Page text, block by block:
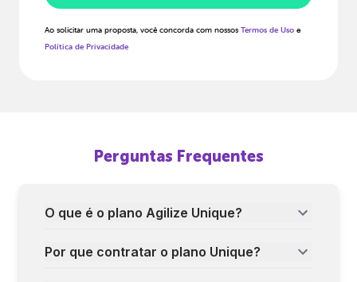
Ao solicitar uma proposta, você concorda com nossos Termos de Uso e
Política de Privacidade
Perguntas Frequentes
O que é o plano Agilize Unique?
Por que contratar o plano Unique?